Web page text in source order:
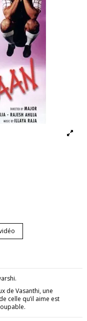
de Vasanthi, une
celle qu’il aime est